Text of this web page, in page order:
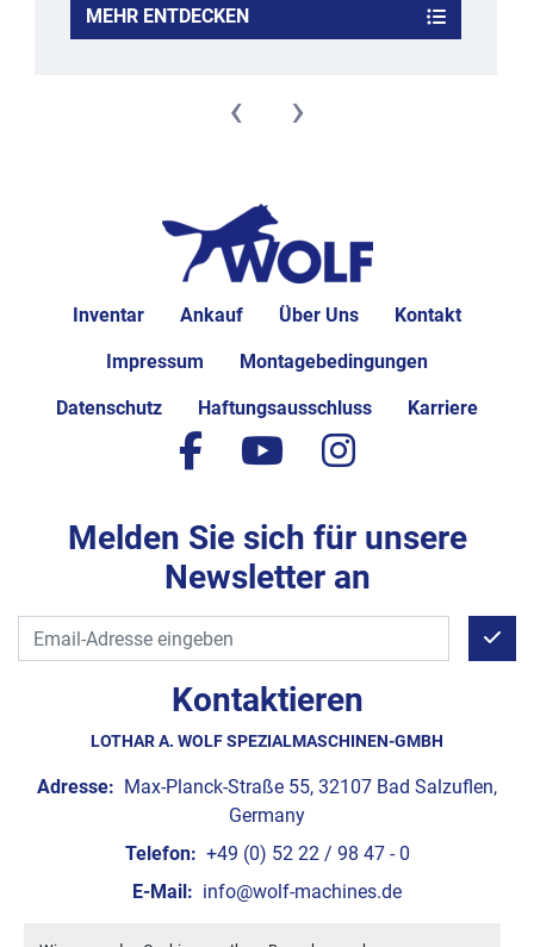
MEHR ENTDECKEN
‹ ›
Inventar Ankauf Über Uns Kontakt
Impressum Montagebedingungen
Datenschutz Haftungsausschluss Karriere
Kontaktieren
LOTHAR A. WOLF SPEZIALMASCHINEN-GMBH
Adresse: Max-Planck-Straße 55, 32107 Bad Salzuflen,
Germany
Telefon: +49 (0) 52 22 / 98 47 - 0
E-Mail: info@wolf-machines.de
facebook
youtubeinstagram
Melden Sie sich für unsere
Newsletter an